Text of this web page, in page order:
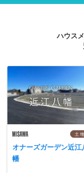
ハウス
土 地
オナーズガーデン近江
幡